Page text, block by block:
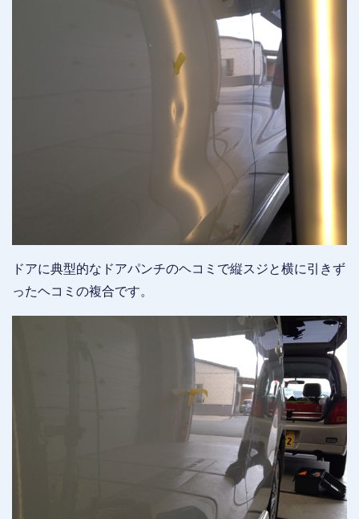
ドアに典型的なドアパンチのヘコミで縦スジと横に引きず
ったヘコミの複合です。